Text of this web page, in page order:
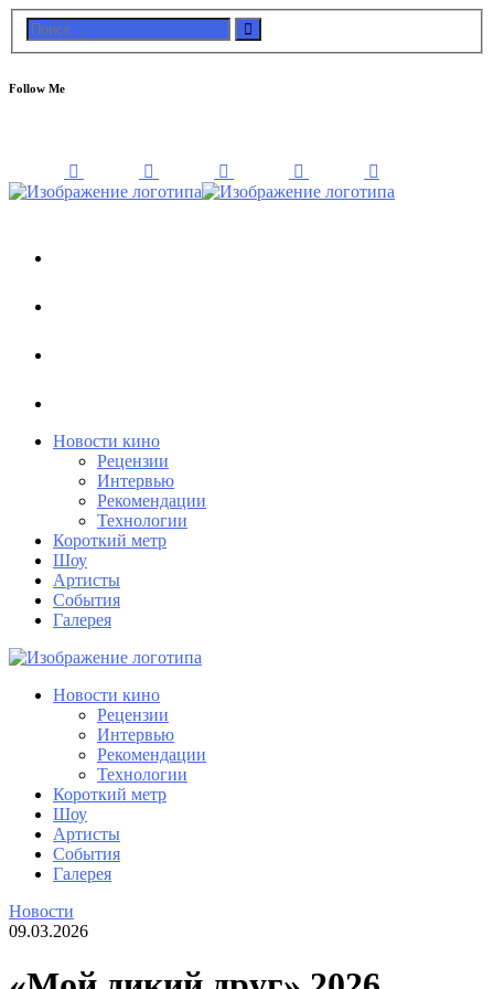
Follow Me
Новости кино
Рецензии
Интервью
Рекомендации
Технологии
Короткий метр
Шоу
Артисты
События
Галерея
Новости кино
Рецензии
Интервью
Рекомендации
Технологии
Короткий метр
Шоу
Артисты
События
Галерея
Новости
09.03.2026